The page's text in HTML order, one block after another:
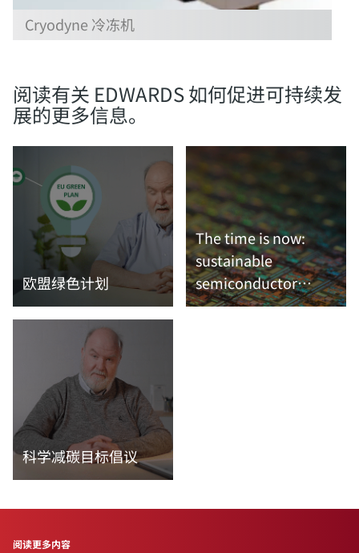
Cryodyne 冷冻机
阅读有关 EDWARDS 如何促进可持续发
展的更多信息。
欧盟绿色计划
阅读更多内容
The time is now:
sustainable
semiconductor
manufacturing
科学减碳目标倡议
阅读更多内容